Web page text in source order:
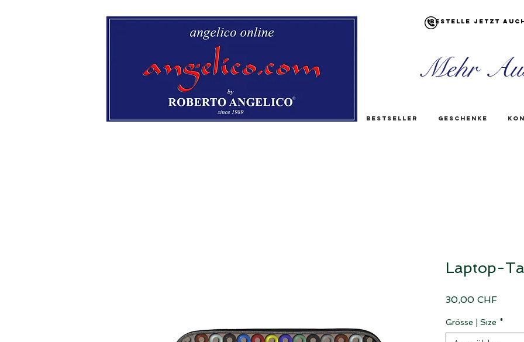
Bestelle jetzt
Mehr
Bestseller Geschenke
Laptop-
30,00 CHFPreis
Grösse | Size *